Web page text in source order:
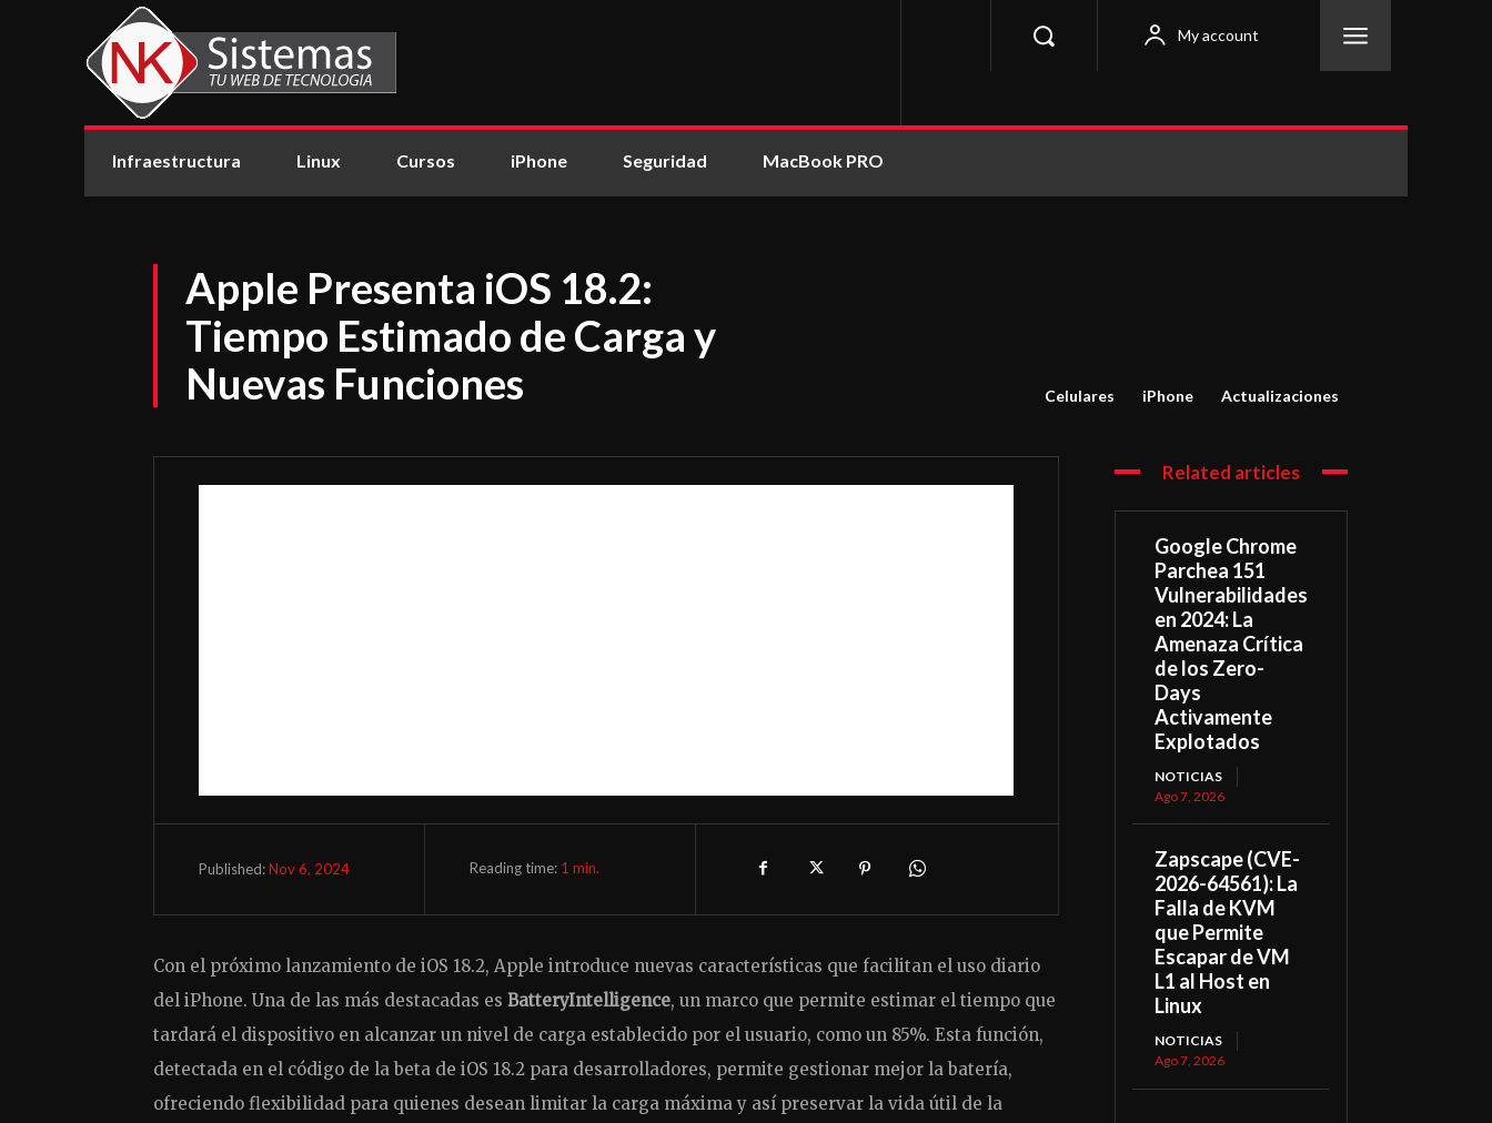
My account
Infraestructura Linux Cursos iPhone Seguridad MacBook PRO
Apple Presenta iOS 18.2:
Tiempo Estimado de Carga y
Nuevas Funciones
Celulares iPhone Actualizaciones
Published:Nov 6, 2024 Reading time: 1 min.
Con el próximo lanzamiento de iOS 18.2, Apple introduce nuevas características que facilitan el uso diario
del iPhone. Una de las más destacadas es BatteryIntelligence, un marco que permite estimar el tiempo que
tardará el dispositivo en alcanzar un nivel de carga establecido por el usuario, como un 85%. Esta función,
detectada en el código de la beta de iOS 18.2 para desarrolladores, permite gestionar mejor la batería,
ofreciendo flexibilidad para quienes desean limitar la carga máxima y así preservar la vida útil de la
Related articles
Google Chrome
Parchea 151
Vulnerabilidades
en 2024: La
Amenaza Crítica
de los Zero-
Days
Activamente
Explotados
NOTICIAS
Ago 7, 2026
Zapscape (CVE-
2026-64561): La
Falla de KVM
que Permite
Escapar de VM
L1 al Host en
Linux
NOTICIAS
Ago 7, 2026